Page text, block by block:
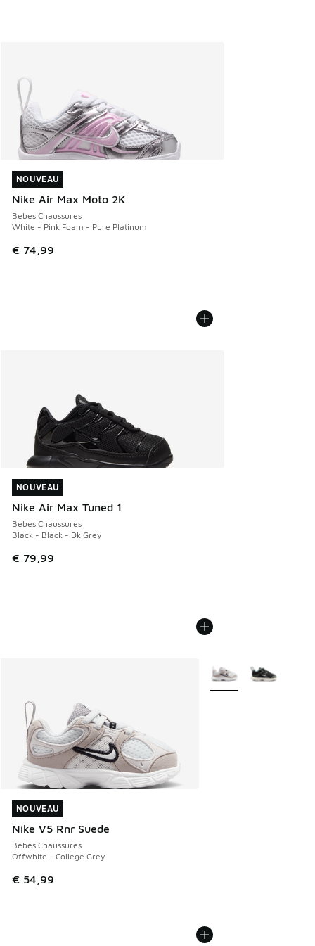
NOUVEAU
Nike Air Max Moto 2K
Bebes Chaussures
White - Pink Foam - Pure Platinum
€ 74,99
NOUVEAU
NOUVEAU
Nike Air Max Tuned 1
Bebes Chaussures
Black - Black - Dk Grey
€ 79,99
NOUVEAU
NOUVEAU
Nike V5 Rnr Suede
Bebes Chaussures
Offwhite - College Grey
€ 54,99
NOUVEAU
Plus de couleurs